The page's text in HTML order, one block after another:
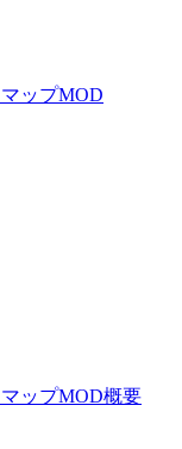
マップMOD
マップMOD概要